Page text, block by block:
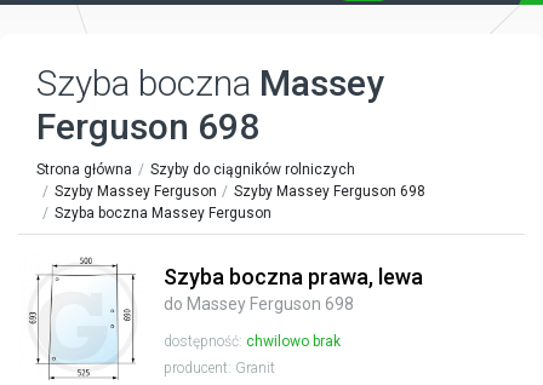
Szyba boczna Massey
Ferguson 698
Strona główna
Szyby do ciągników rolniczych
Szyby Massey Ferguson
Szyby Massey Ferguson 698
Szyba boczna Massey Ferguson
Szyba boczna prawa, lewa
do Massey Ferguson 698
dostępność: chwilowo brak
producent: Granit